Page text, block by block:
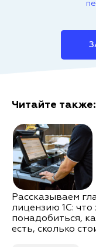
Читайте также:
Рассказываем
лицензию 1С: что
понадобиться,
есть, сколько